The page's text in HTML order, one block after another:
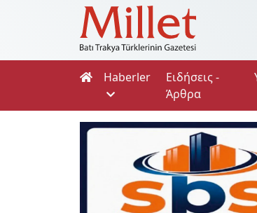
Haberler
Ειδήσεις -
Άρθρα